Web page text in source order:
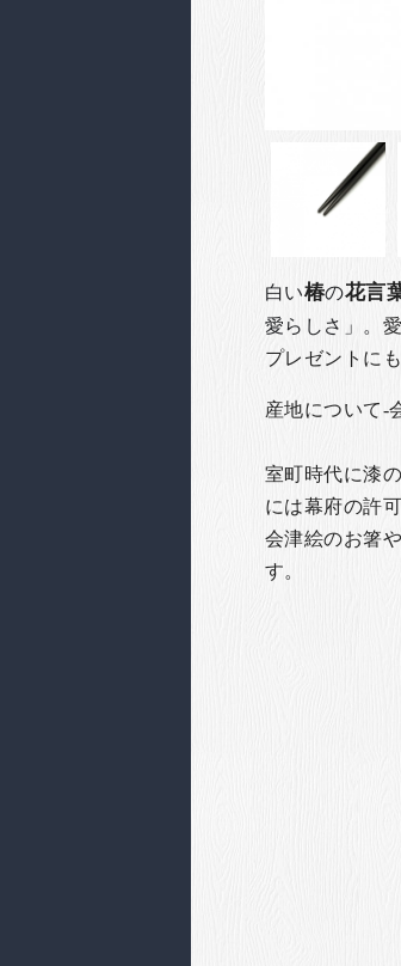
白い椿の花言
愛らしさ」。
プレゼントに
産地について-
室町時代に漆
には幕府の許
会津絵のお箸
す。